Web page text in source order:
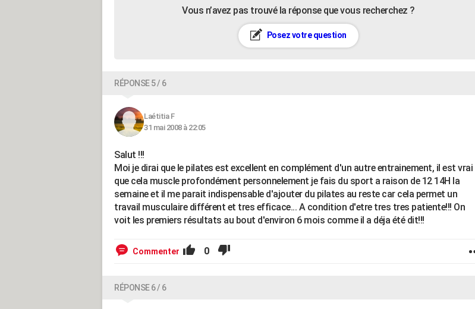
Vous n’avez pas trouvé la réponse que vous recherchez ?
Posez votre question
RÉPONSE 5 / 6
Laétitia F
31 mai 2008 à 22:05
Salut !!!
Moi je dirai que le pilates est excellent en complément d'un autre entrainement, il est vrai
que cela muscle profondément personnelement je fais du sport a raison de 12 14H la
semaine et il me parait indispensable d'ajouter du pilates au reste car cela permet un
travail musculaire différent et tres efficace... A condition d'etre tres tres patiente!!! On
voit les premiers résultats au bout d'environ 6 mois comme il a déja été dit!!!
Commenter 0
RÉPONSE 6 / 6